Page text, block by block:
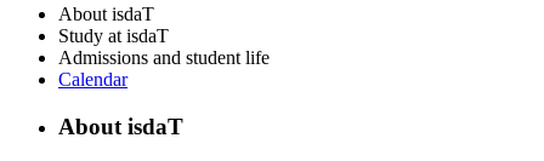
About isdaT
Study at isdaT
Admissions and student life
Calendar
About isdaT